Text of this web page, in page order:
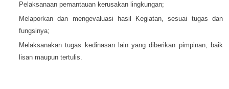
Pelaksanaan pemantauan kerusakan lingkungan;
Melaporkan dan mengevaluasi hasil Kegiatan, sesuai tugas dan
fungsinya;
Melaksanakan tugas kedinasan lain yang diberikan pimpinan, baik
lisan maupun tertulis.